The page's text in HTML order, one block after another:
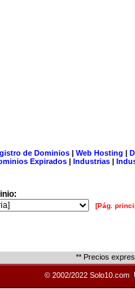
de Dominios| Web Hosting |
Expirados | Industrias |
[Pág.
** Precios
© 2002/2022 Solo10.com